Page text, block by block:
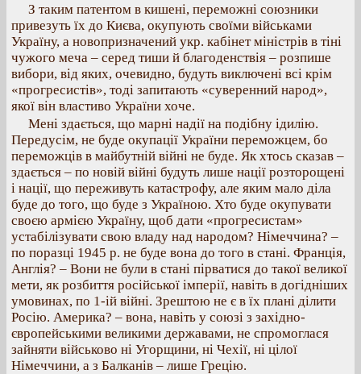
З таким патентом в кишені, переможні союзники
привезуть їх до Києва, окупують своїми військами
Україну, а новопризначений укр. кабінет міністрів в тіні
чужого меча – серед тиши й благоденствія – розпише
вибори, від яких, очевидно, будуть виключені всі крім
«прогресистів», тоді запитають «суверенний народ»,
якої він властиво України хоче.
Мені здається, що марні надії на подібну ідилію.
Передусім, не буде окупації України переможцем, бо
переможців в майбутній війні не буде. Як хтось сказав –
здається – по новій війні будуть лише нації розторощені
і нації, що переживуть катастрофу, але яким мало діла
буде до того, що буде з Україною. Хто буде окупувати
своєю армією Україну, щоб дати «прогресистам»
устабілізувати свою владу над народом? Німеччина? –
по поразці 1945 р. не буде вона до того в стані. Франція,
Англія? – Вони не були в стані пірватися до такої великої
мети, як розбиття російської імперії, навіть в догідніших
умовинах, по 1-ій війні. Зрештою не є в їх плані ділити
Росію. Америка? – вона, навіть у союзі з західно-
європейськими великими державами, не спромоглася
зайняти військово ні Угорщини, ні Чехії, ні цілої
Німеччини, а з Балканів – лише Грецію.